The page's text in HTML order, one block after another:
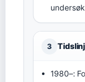
3
1980–: